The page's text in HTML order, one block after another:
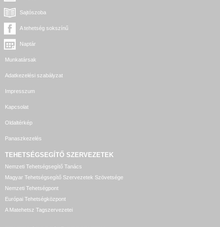
Sajtószoba
A tehetség sokszínű
Naptár
Munkatársak
Adatkezelési szabályzat
Impresszum
Kapcsolat
Oldaltérkép
Panaszkezelés
TEHETSÉGSEGÍTŐ SZERVEZETEK
Nemzeti Tehetségsegítő Tanács
Magyar Tehetségsegítő Szervezetek Szövetsége
Nemzeti Tehetségpont
Európai Tehetségközpont
A Matehetsz Tagszervezetei